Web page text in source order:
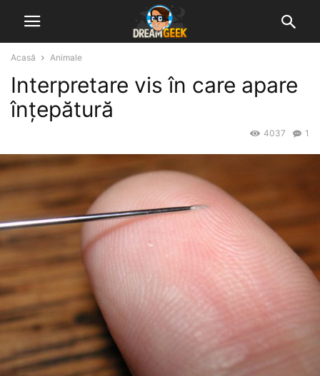
Acasă Animale
Interpretare vis în care apare
înțepătură
1
4037